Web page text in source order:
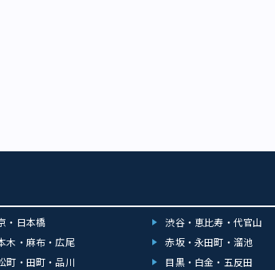
・日本橋 渋谷・恵比寿・代官山
木・麻布・広尾 赤坂・永田町・溜池
町・田町・品川 目黒・白金・五反田